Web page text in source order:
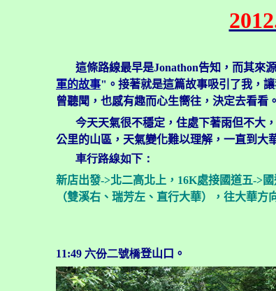
這條路線最早是Jonathon告知，而其來
軍的故事"。接著就是這篇故事吸引了我，
曾聽聞，也感有趣而心生嚮往，決定去看看。
今天天氣很不穩定，住處下著雨但不大
公里的山區，天氣變化難以理解，一直到大
車行路線如下：
新店出發->北二高北上，16K處接國道五->
（雙溪右、瑞芳左、直行大華），往大華
11:49 六份二號橋登山口。